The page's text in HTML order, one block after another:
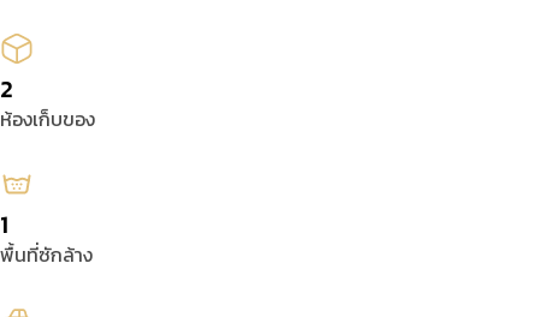
2
ห้องเก็บของ
1
พื้นที่ซักล้าง